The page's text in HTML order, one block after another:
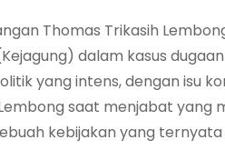
Thomas Trikasih
dalam kasus
yang intens, dengan isu
saat menjabat yang
kebijakan yang